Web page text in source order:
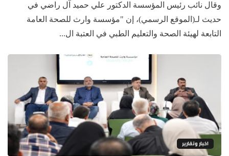
وقال نائب رئيس المؤسسة الدكتور علي حميد آل راضي في
حديث لـ(الموقع الرسمي)، إن "مؤسسة وارث للصحة العامة
التابعة لهيئة الصحة والتعليم الطبي في العتبة ال...
اخبار وتقارير